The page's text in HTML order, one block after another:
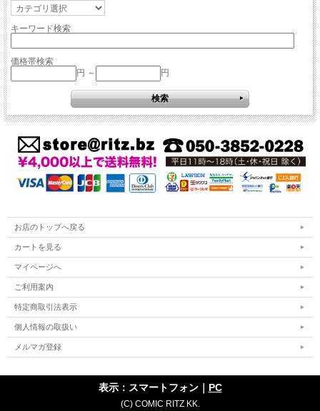
キーワード検索
価格帯検索
円 ～
円
お店のトップへ戻る
カートを見る
マイページへ
ご利用案内
特定商取引法表示
個人情報の取扱い
メルマガ登録
表示：スマートフォン｜ PC
(C) COMIC RITZ KK.